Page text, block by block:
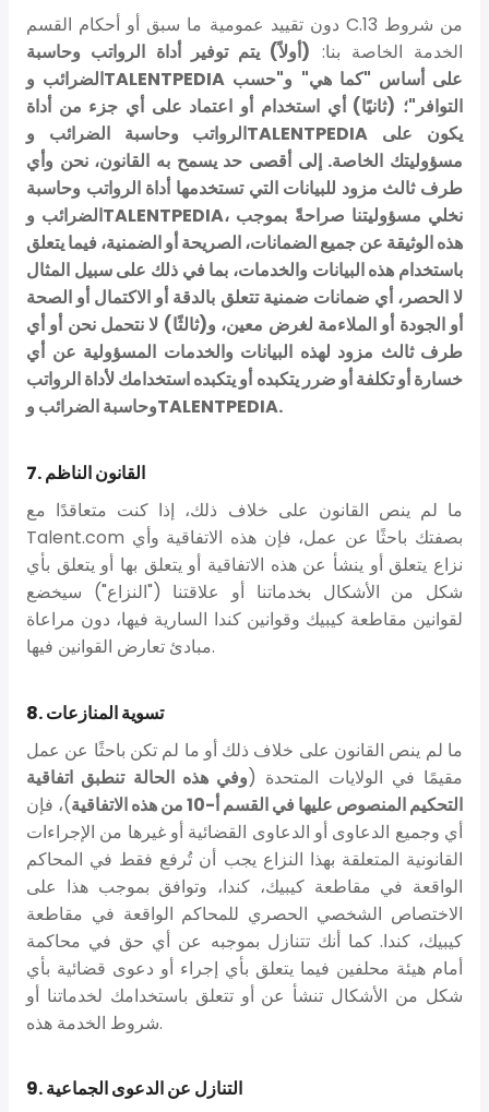
دون تقييد عمومية ما سبق أو أحكام القسم C.13 من شروط
الخدمة الخاصة بنا: (أولاً) يتم توفير أداة الرواتب وحاسبة
الضرائب وTALENTPEDIA على أساس "كما هي" و"حسب
التوافر"؛ (ثانيًا) أي استخدام أو اعتماد على أي جزء من أداة
الرواتب وحاسبة الضرائب وTALENTPEDIA يكون على
مسؤوليتك الخاصة. إلى أقصى حد يسمح به القانون، نحن وأي
طرف ثالث مزود للبيانات التي تستخدمها أداة الرواتب وحاسبة
الضرائب وTALENTPEDIA، نخلي مسؤوليتنا صراحةً بموجب
هذه الوثيقة عن جميع الضمانات، الصريحة أو الضمنية، فيما يتعلق
باستخدام هذه البيانات والخدمات، بما في ذلك على سبيل المثال
لا الحصر، أي ضمانات ضمنية تتعلق بالدقة أو الاكتمال أو الصحة
أو الجودة أو الملاءمة لغرض معين، و(ثالثًا) لا نتحمل نحن أو أي
طرف ثالث مزود لهذه البيانات والخدمات المسؤولية عن أي
خسارة أو تكلفة أو ضرر يتكبده أو يتكبده استخدامك لأداة الرواتب
وحاسبة الضرائب وTALENTPEDIA.
7. القانون الناظم
ما لم ينص القانون على خلاف ذلك، إذا كنت متعاقدًا مع
Talent.com بصفتك باحثًا عن عمل، فإن هذه الاتفاقية وأي
نزاع يتعلق أو ينشأ عن هذه الاتفاقية أو يتعلق بها أو يتعلق بأي
شكل من الأشكال بخدماتنا أو علاقتنا ("النزاع") سيخضع
لقوانين مقاطعة كيبيك وقوانين كندا السارية فيها، دون مراعاة
مبادئ تعارض القوانين فيها.
8. تسوية المنازعات
ما لم ينص القانون على خلاف ذلك أو ما لم تكن باحثًا عن عمل
مقيمًا في الولايات المتحدة (وفي هذه الحالة تنطبق اتفاقية
التحكيم المنصوص عليها في القسم أ-10 من هذه الاتفاقية
)، فإن
أي وجميع الدعاوى أو الدعاوى القضائية أو غيرها من الإجراءات
القانونية المتعلقة بهذا النزاع يجب أن تُرفع فقط في المحاكم
الواقعة في مقاطعة كيبيك، كندا، وتوافق بموجب هذا على
الاختصاص الشخصي الحصري للمحاكم الواقعة في مقاطعة
كيبيك، كندا. كما أنك تتنازل بموجبه عن أي حق في محاكمة
أمام هيئة محلفين فيما يتعلق بأي إجراء أو دعوى قضائية بأي
شكل من الأشكال تنشأ عن أو تتعلق باستخدامك لخدماتنا أو
شروط الخدمة هذه.
9. التنازل عن الدعوى الجماعية